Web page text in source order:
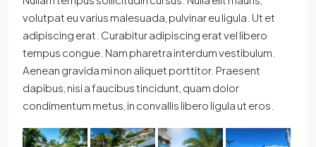
volutpat eu varius malesuada, pulvinar eu ligula. Ut et
adipiscing erat. Curabitur adipiscing erat vel libero
tempus congue. Nam pharetra interdum vestibulum.
Aenean gravida mi non aliquet porttitor. Praesent
dapibus, nisi a faucibus tincidunt, quam dolor
condimentum metus, in convallis libero ligula ut eros.